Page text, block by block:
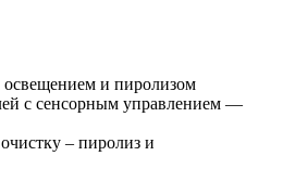
и пиролизом
с сенсорным управлением —
– пиролиз и